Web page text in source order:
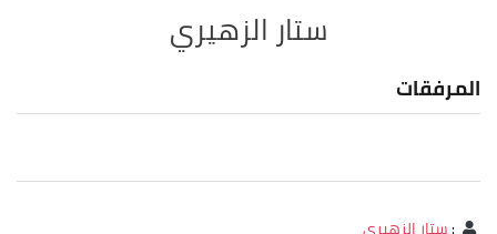
ستار الزهيري
المرفقات
:ستار الزهيري